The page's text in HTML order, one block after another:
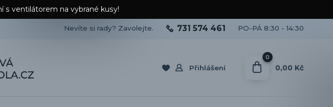
ventilátorem na vybrané kusy!
Přihlášení
Nevíte si rady? Zavolejte. 731 574 461 PO-PÁ 8:30 - 14:30
0
0,00 Kč